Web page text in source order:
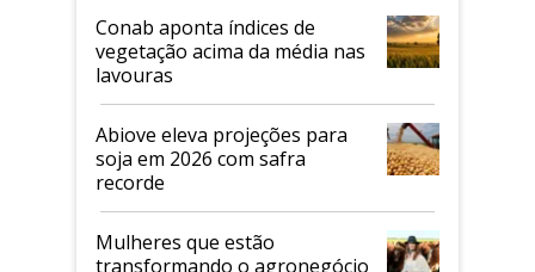
Conab aponta índices de
vegetação acima da média nas
lavouras
Abiove eleva projeções para
soja em 2026 com safra
recorde
Mulheres que estão
transformando o agronegócio